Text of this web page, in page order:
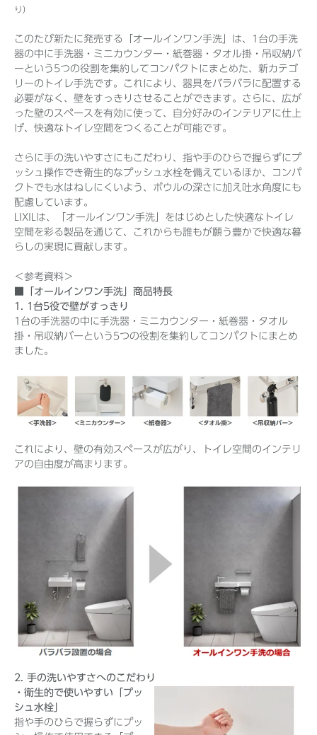
り）
このたび新たに発売する「オールインワン手洗」は、1台の手洗
器の中に手洗器・ミニカウンター・紙巻器・タオル掛・吊収納バ
ーという5つの役割を集約してコンパクトにまとめた、新カテゴ
リーのトイレ手洗です。これにより、器具をバラバラに配置する
必要がなく、壁をすっきりさせることができます。さらに、広が
った壁のスペースを有効に使って、自分好みのインテリアに仕上
げ、快適なトイレ空間をつくることが可能です。
さらに手の洗いやすさにもこだわり、指や手のひらで握らずにプ
ッシュ操作でき衛生的なプッシュ水栓を備えているほか、コンパ
クトでも水はねしにくいよう、ボウルの深さに加え吐水角度にも
配慮しています。
LIXILは、「オールインワン手洗」をはじめとした快適なトイレ
空間を彩る製品を通じて、これからも誰もが願う豊かで快適な暮
らしの実現に貢献します。
＜参考資料＞
■「オールインワン手洗」商品特長
1. 1台5役で壁がすっきり
1台の手洗器の中に手洗器・ミニカウンター・紙巻器・タオル
掛・吊収納バーという5つの役割を集約してコンパクトにまとめ
ました。
これにより、壁の有効スペースが広がり、トイレ空間のインテリ
アの自由度が高まります。
2. 手の洗いやすさへのこだわり
・衛生的で使いやすい「プッ
シュ水栓」
指や手のひらで握らずにプッ